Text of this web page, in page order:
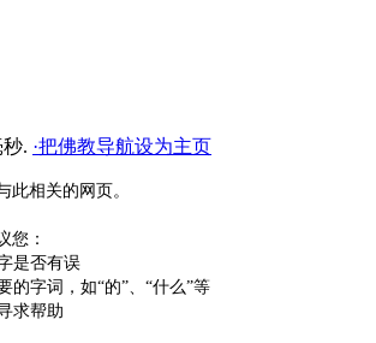
. ·把佛教导航设为主页
此相关的网页。
您：
是否有误
的字词，如“的”、“什么”等
求帮助